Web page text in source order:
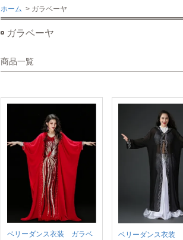
ホーム > ガラベーヤ
ガラベーヤ
商品一覧
ベリーダンス衣装 ガラベ
ベリーダンス衣装